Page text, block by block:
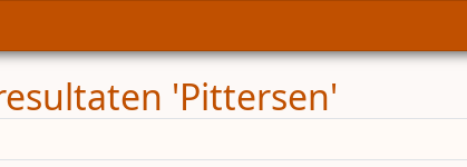
'Pittersen'